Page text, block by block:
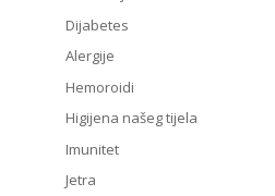
Dijabetes
Alergije
Hemoroidi
Higijena našeg tijela
Imunitet
Jetra